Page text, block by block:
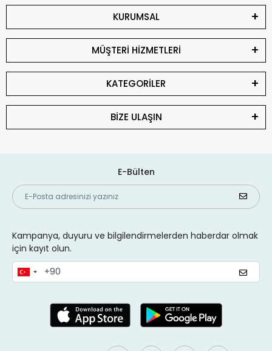
KURUMSAL
MÜŞTERİ HİZMETLERİ
KATEGORİLER
BİZE ULAŞIN
E-Bülten
Kampanya, duyuru ve bilgilendirmelerden haberdar olmak
için kayıt olun.